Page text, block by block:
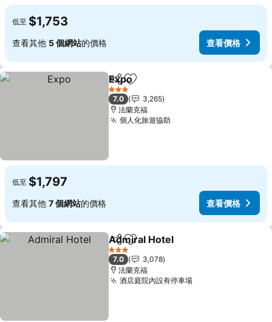
低至 $1,753
查看其他 5 個網站的價格 查看價格
分享 加入我的最愛
Expo
3 星級
7.0
3,265
法蘭克福
個人化旅遊協助
低至 $1,797
查看其他 7 個網站的價格 查看價格
分享 加入我的最愛
Admiral Hotel
3 星級
7.0
3,078
法蘭克福
酒店庭院內設有停車場